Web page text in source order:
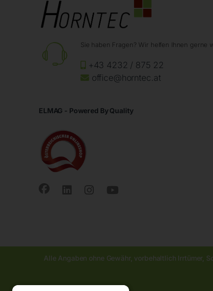
Sie haben Fragen? Wir helfen Ihnen gerne
+43 4232 / 875 22
office@horntec.at
ELMAG - Powered By Quality
Alle Angaben ohne Gewähr, vorbehaltlich Irrtümer,